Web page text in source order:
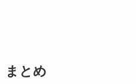
まとめ